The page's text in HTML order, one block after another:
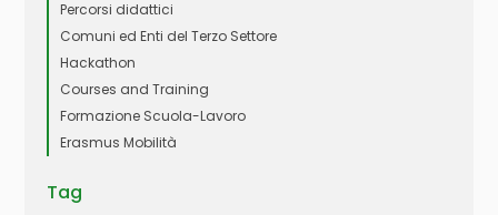
Percorsi didattici
Comuni ed Enti del Terzo Settore
Hackathon
Courses and Training
Formazione Scuola-Lavoro
Erasmus Mobilità
Tag